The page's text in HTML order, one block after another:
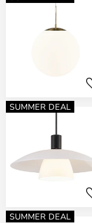
SUMMER DEAL
SUMMER DEAL